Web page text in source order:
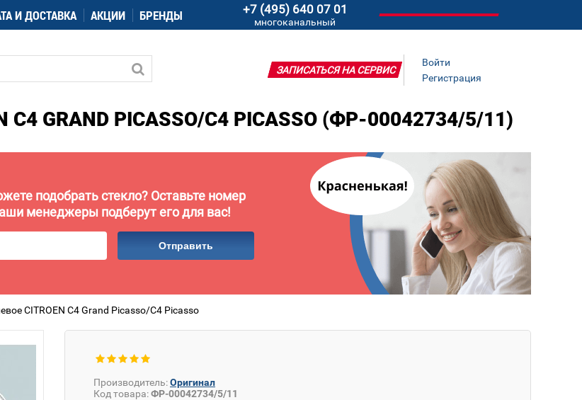
И ДОСТАВКА АКЦИИ БРЕНДЫ +7 (495) 640 07 01
многоканальный
Войти
Регистрация
ЗАПИСАТЬСЯ НА СЕРВИС
GRAND PICASSO/C4 PICASSO (ФР-00042734/5/11)
подобрать стекло? Оставьте номер
менеджеры подберут его для вас!
Отправить
CITROEN C4 Grand Picasso/C4 Picasso
Производитель:Оригинал
Код товара:ФР-00042734/5/11